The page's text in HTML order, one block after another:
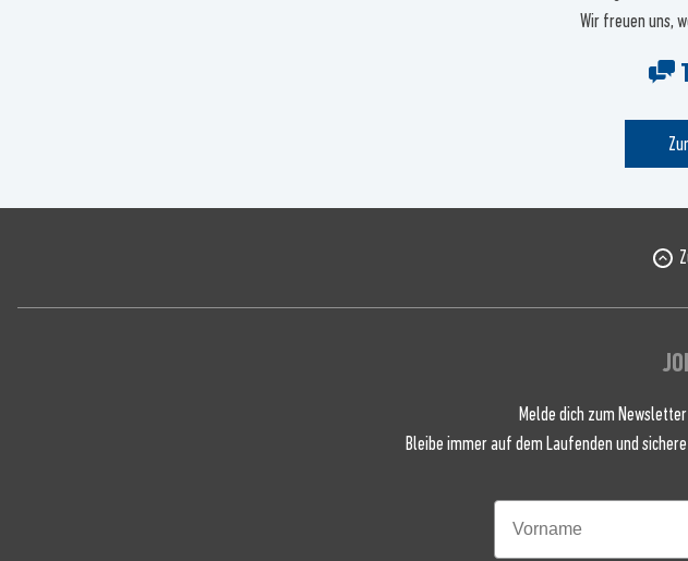
Wir freuen uns,
Melde dich zum
Bleibe immer auf dem Laufenden und